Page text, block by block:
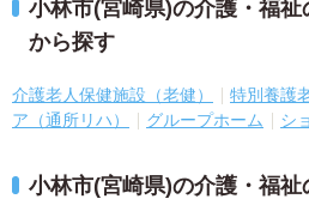
小林市(宮崎県)の介護・福
から探す
介護老人保健施設（老健） 特別養護
ア（通所リハ）
グループホーム シ
小林市(宮崎県)の介護・福